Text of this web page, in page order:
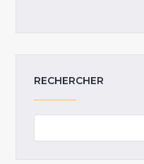
RECHERCHER